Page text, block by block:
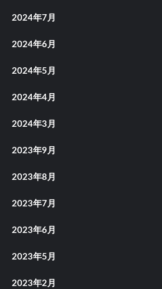
2024年7月
2024年6月
2024年5月
2024年4月
2024年3月
2023年9月
2023年8月
2023年7月
2023年6月
2023年5月
2023年2月